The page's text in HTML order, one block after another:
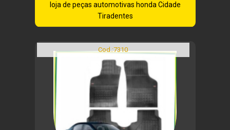
loja de peças automotivas honda Cidade
Tiradentes
Cod.:7310